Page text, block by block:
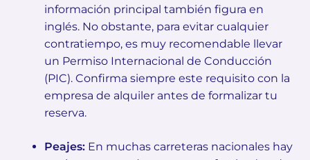
información principal también figura en
inglés. No obstante, para evitar cualquier
contratiempo, es muy recomendable llevar
un Permiso Internacional de Conducción
(PIC). Confirma siempre este requisito con la
empresa de alquiler antes de formalizar tu
reserva.
Peajes: En muchas carreteras nacionales hay